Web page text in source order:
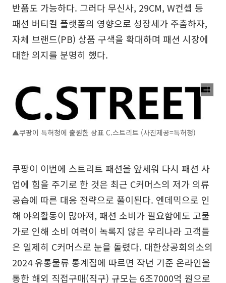
반품도 가능하다. 그러다 무신사, 29CM, W컨셉 등
패션 버티컬 플랫폼의 영향으로 성장세가 주춤하자,
자체 브랜드(PB) 상품 구색을 확대하며 패션 시장에
대한 의지를 분명히 했다.
▲쿠팡이 특허청에 출원한 상표 C.스트리트 (사진제공=특허청)
쿠팡이 이번에 스트리트 패션을 앞세워 다시 패션 사
업에 힘을 주기로 한 것은 최근 C커머스의 저가 의류
공습에 따른 대응 전략으로 풀이된다. 엔데믹으로 인
해 야외활동이 많아져, 패션 소비가 필요함에도 고물
가로 인해 소비 여력이 녹록지 않은 우리나라 고객들
은 일제히 C커머스로 눈을 돌렸다. 대한상공회의소의
2024 유통물류 통계집에 따르면 작년 기준 온라인을
통한 해외 직접구매(직구) 규모는 6조7000억 원으로